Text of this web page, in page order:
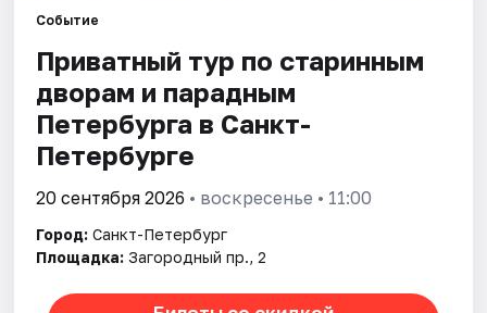
Города
Площадки
Артисты
Рейтинги
Событие
Приватный тур по старинным
дворам и парадным
Петербурга в Санкт-
Петербурге
20 сентября 2026 • воскресенье • 11:00
Город: Санкт-Петербург
Площадка: Загородный пр., 2